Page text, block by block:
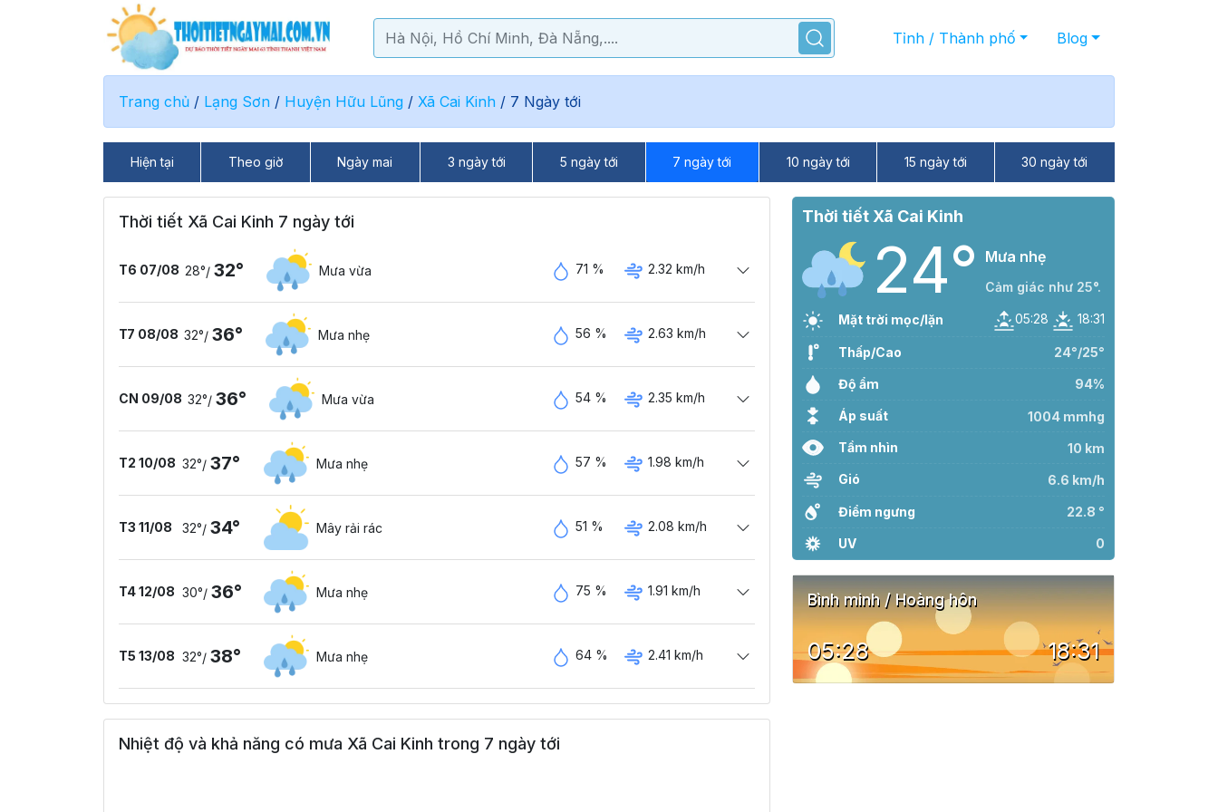
Tỉnh / Thành phố Blog
Trang chủ / Lạng Sơn / Huyện Hữu Lũng / Xã Cai Kinh / 7 Ngày tới
Hiện tại Theo giờ Ngày mai 3 ngày tới 5 ngày tới 7 ngày tới 10 ngày tới 15 ngày tới 30 ngày tới
Thời tiết Xã Cai Kinh 7 ngày tới
T6 07/08 28°/ 32° Mưa vừa 71 % 2.32 km/h
T7 08/08 32°/ 36° Mưa nhẹ 56 % 2.63 km/h
CN 09/08 32°/ 36° Mưa vừa 54 % 2.35 km/h
T2 10/08 32°/ 37° Mưa nhẹ 57 % 1.98 km/h
T3 11/08 32°/ 34° Mây rải rác 51 % 2.08 km/h
T4 12/08 30°/ 36° Mưa nhẹ 75 % 1.91 km/h
T5 13/08 32°/ 38° Mưa nhẹ 64 % 2.41 km/h
Nhiệt độ và khả năng có mưa Xã Cai Kinh trong 7 ngày tới
Thời tiết Xã Cai Kinh
24° Mưa nhẹ
Cảm giác như 25°.
Mặt trời mọc/lặn 05:28 18:31
Thấp/Cao 24°/25°
Độ ẩm 94%
Áp suất 1004 mmhg
Tầm nhìn 10 km
Gió 6.6 km/h
Điểm ngưng 22.8 °
UV 0
Bình minh / Hoàng hôn
05:28 18:31